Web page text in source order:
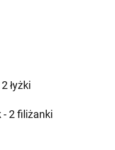
łyżki
2 filiżanki